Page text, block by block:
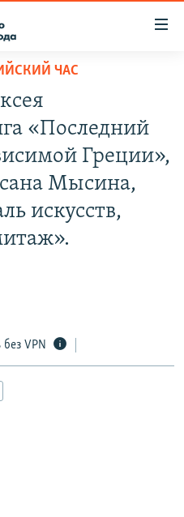
ЧАС
«Последний
Греции»,
Мысина,
искусств,
VPN